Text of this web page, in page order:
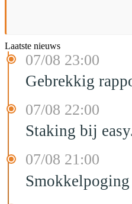
Laatste nieuws
07/08 23:00
Gebrekkig
07/08 22:00
Staking bij
07/08 21:00